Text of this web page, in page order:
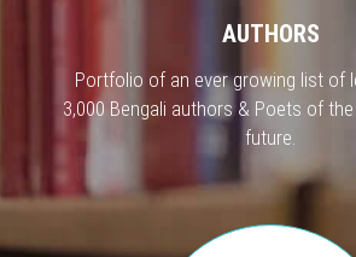
AUTHORS
Portfolio of an ever growing list of
3,000 Bengali authors & Poets of
future.